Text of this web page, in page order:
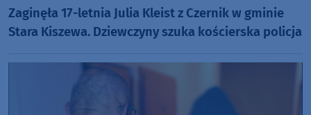
Zaginęła 17-letnia Julia Kleist z Czernik w gminie
Stara Kiszewa. Dziewczyny szuka kościerska policja